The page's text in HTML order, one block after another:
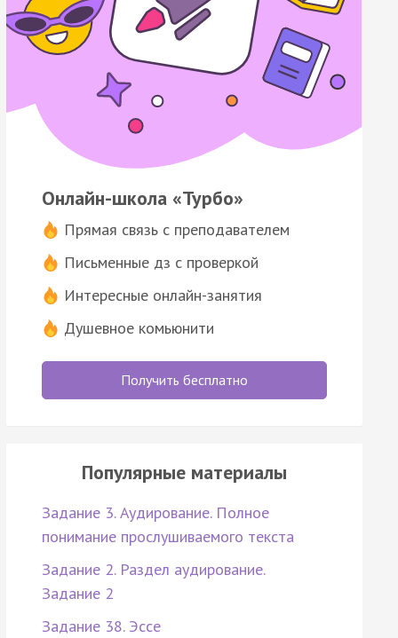
Онлайн-школа «Турбо»
Прямая связь с преподавателем
Письменные дз с проверкой
Интересные онлайн-занятия
Душевное комьюнити
Получить бесплатно
Популярные материалы
Задание 3. Аудирование. Полное
понимание прослушиваемого текста
Задание 2. Раздел аудирование.
Задание 2
Задание 38. Эссе